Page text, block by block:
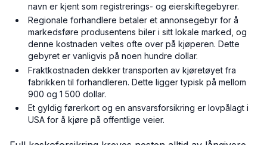
navn er kjent som registrerings- og eierskiftegebyrer.
Regionale forhandlere betaler et annonsegebyr for å
markedsføre produsentens biler i sitt lokale marked, og
denne kostnaden veltes ofte over på kjøperen. Dette
gebyret er vanligvis på noen hundre dollar.
Fraktkostnaden dekker transporten av kjøretøyet fra
fabrikken til forhandleren. Dette ligger typisk på mellom
900 og 1 500 dollar.
Et gyldig førerkort og en ansvarsforsikring er lovpålagt i
USA for å kjøre på offentlige veier.